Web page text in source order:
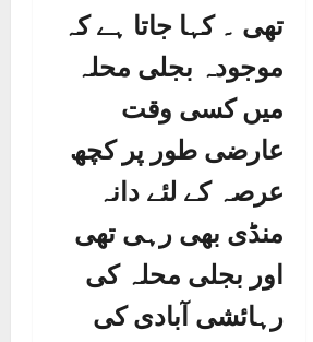
تھی ۔ کہا جاتا ہے کہ
موجودہ بجلی محلہ
میں کسی وقت
عارضی طور پر کچھ
عرصہ کے لئے دانہ
منڈی بھی رہی تھی
اور بجلی محلہ کی
رہائشی آبادی کی